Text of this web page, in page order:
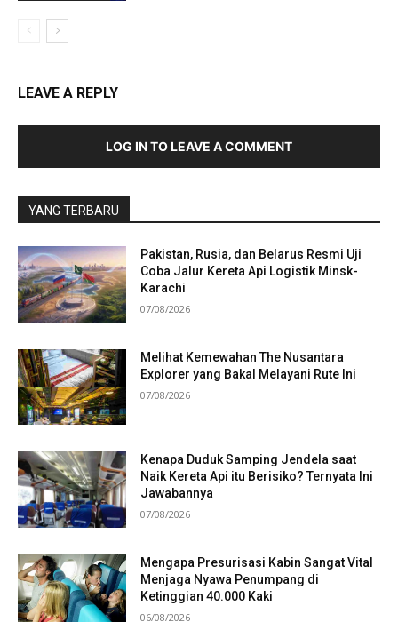
LEAVE A REPLY
LOG IN TO LEAVE A COMMENT
YANG TERBARU
Pakistan, Rusia, dan Belarus Resmi Uji
Coba Jalur Kereta Api Logistik Minsk-
Karachi
07/08/2026
Melihat Kemewahan The Nusantara
Explorer yang Bakal Melayani Rute Ini
07/08/2026
Kenapa Duduk Samping Jendela saat
Naik Kereta Api itu Berisiko? Ternyata Ini
Jawabannya
07/08/2026
Mengapa Presurisasi Kabin Sangat Vital
Menjaga Nyawa Penumpang di
Ketinggian 40.000 Kaki
06/08/2026